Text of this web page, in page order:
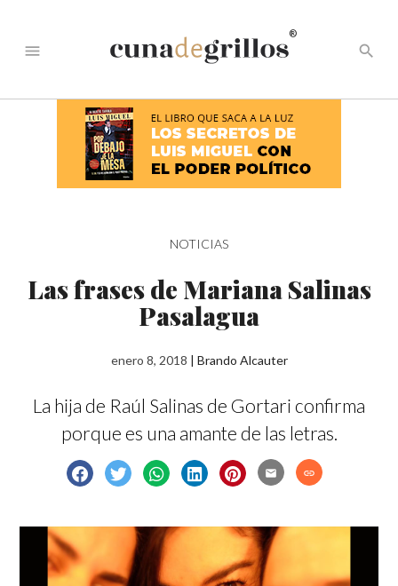
menu
®
search
NOTICIAS
Las frases de Mariana Salinas
Pasalagua
enero 8, 2018 | Brando Alcauter
La hija de Raúl Salinas de Gortari confirma
porque es una amante de las letras.
email link